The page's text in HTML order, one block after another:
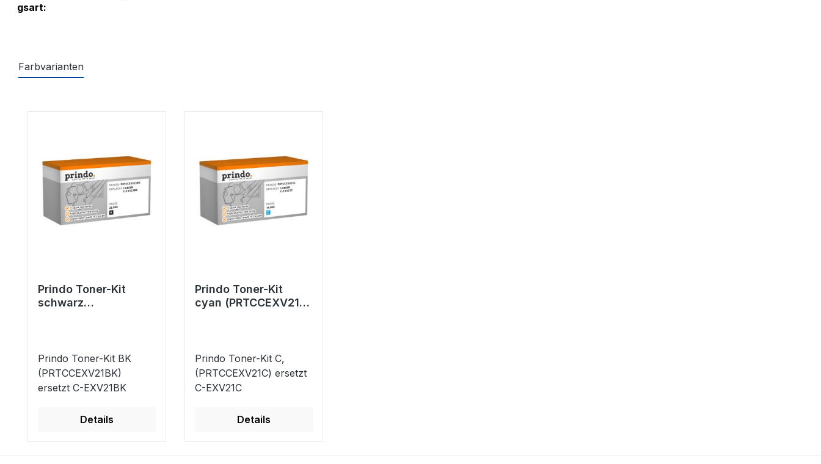
gsart:
Farbvarianten
Prindo Toner-Kit
schwarz
Prindo Toner-Kit BK
(PRTCCEXV21BK)
ersetzt C-EXV21BK
Details
Prindo Toner-Kit
cyan (PRTCCEXV21C)
Prindo Toner-Kit C,
(PRTCCEXV21C) ersetzt
C-EXV21C
Details